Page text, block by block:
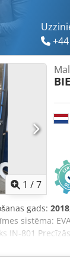
1 /7
gads: 2018
sistēma:
IN-801
SASKARNES